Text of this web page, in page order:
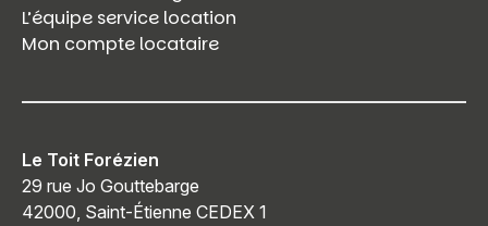
L’équipe service location
Mon compte locataire
Le Toit Forézien
29 rue Jo Gouttebarge
42000, Saint-Étienne CEDEX 1